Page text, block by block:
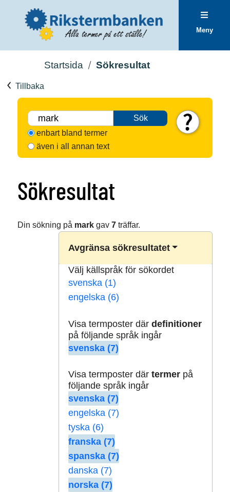
Meny
Startsida Sökresultat
Tillbaka
Sök
enbart bland termer
även i all annan text
Sökresultat
Din sökning på markgav 7träffar.
Avgränsa sökresultatet
Välj källspråk för sökordet
svenska (1)
engelska (6)
Visa termposter där definitioner
på följande språk ingår
svenska (7)
Visa termposter där termerpå
följande språk ingår
svenska (7)
engelska (7)
tyska (6)
franska (7)
spanska (7)
danska (7)
norska (7)